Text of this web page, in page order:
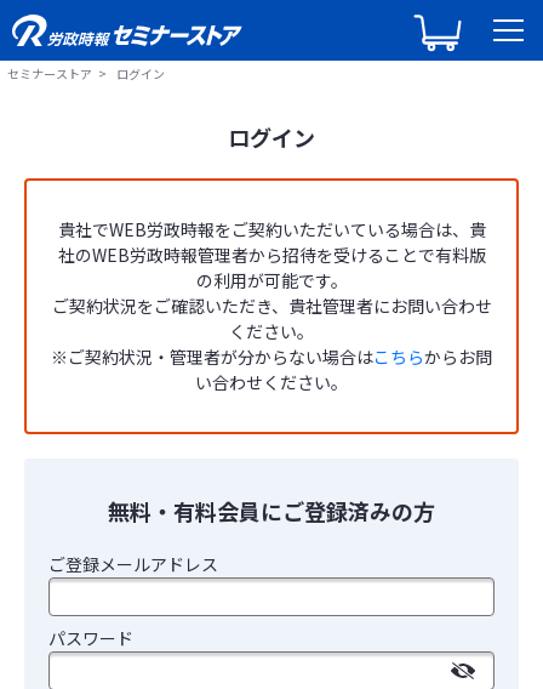
セミナーストア ログイン
ログイン
貴社でWEB労政時報をご契約いただいている場合は、貴
社のWEB労政時報管理者から招待を受けることで有料版
の利用が可能です。
ご契約状況をご確認いただき、貴社管理者にお問い合わせ
ください。
※ご契約状況・管理者が分からない場合はこちらからお問
い合わせください。
無料・有料会員にご登録済みの方
ご登録メールアドレス
パスワード